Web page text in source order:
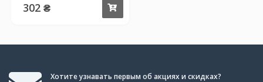
302 ₴
Хотите узнавать первым об акциях и скидках?